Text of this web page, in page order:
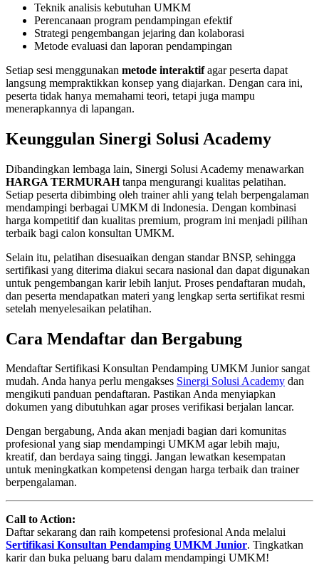
Teknik analisis kebutuhan UMKM
Perencanaan program pendampingan efektif
Strategi pengembangan jejaring dan kolaborasi
Metode evaluasi dan laporan pendampingan
Setiap sesi menggunakan metode interaktifagar peserta dapat
langsung mempraktikkan konsep yang diajarkan. Dengan cara ini,
peserta tidak hanya memahami teori, tetapi juga mampu
menerapkannya di lapangan.
Keunggulan Sinergi Solusi Academy
Dibandingkan lembaga lain, Sinergi Solusi Academy menawarkan
HARGA TERMURAHtanpa mengurangi kualitas pelatihan.
Setiap peserta dibimbing oleh trainer ahli yang telah berpengalaman
mendampingi berbagai UMKM di Indonesia. Dengan kombinasi
harga kompetitif dan kualitas premium, program ini menjadi pilihan
terbaik bagi calon konsultan UMKM.
Selain itu, pelatihan disesuaikan dengan standar BNSP, sehingga
sertifikasi yang diterima diakui secara nasional dan dapat digunakan
untuk pengembangan karir lebih lanjut. Proses pendaftaran mudah,
dan peserta mendapatkan materi yang lengkap serta sertifikat resmi
setelah menyelesaikan pelatihan.
Cara Mendaftar dan Bergabung
Mendaftar Sertifikasi Konsultan Pendamping UMKM Junior sangat
mudah. Anda hanya perlu mengakses Sinergi Solusi Academy dan
mengikuti panduan pendaftaran. Pastikan Anda menyiapkan
dokumen yang dibutuhkan agar proses verifikasi berjalan lancar.
Dengan bergabung, Anda akan menjadi bagian dari komunitas
profesional yang siap mendampingi UMKM agar lebih maju,
kreatif, dan berdaya saing tinggi. Jangan lewatkan kesempatan
untuk meningkatkan kompetensi dengan harga terbaik dan trainer
berpengalaman.
Call to Action:
Daftar sekarang dan raih kompetensi profesional Anda melalui
Sertifikasi Konsultan Pendamping UMKM Junior. Tingkatkan
karir dan buka peluang baru dalam mendampingi UMKM!